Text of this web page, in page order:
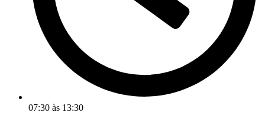
07:30 às 13:30